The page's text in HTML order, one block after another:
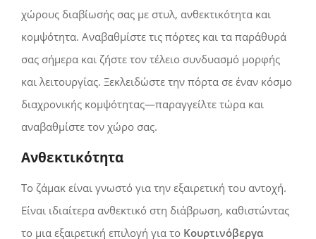
χώρους διαβίωσής σας με στυλ, ανθεκτικότητα και
κομψότητα. Αναβαθμίστε τις πόρτες και τα παράθυρά
σας σήμερα και ζήστε τον τέλειο συνδυασμό μορφής
και λειτουργίας. Ξεκλειδώστε την πόρτα σε έναν κόσμο
διαχρονικής κομψότητας—παραγγείλτε τώρα και
αναβαθμίστε τον χώρο σας.
Ανθεκτικότητα
Το ζάμακ είναι γνωστό για την εξαιρετική του αντοχή.
Είναι ιδιαίτερα ανθεκτικό στη διάβρωση, καθιστώντας
το μια εξαιρετική επιλογή για το Κουρτινόβεργα